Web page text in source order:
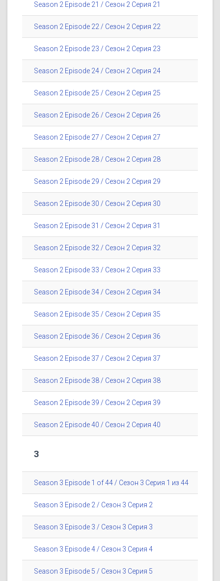
Season 2 Episode 21 / Сезон 2 Серия 21
Season 2 Episode 22 / Сезон 2 Серия 22
Season 2 Episode 23 / Сезон 2 Серия 23
Season 2 Episode 24 / Сезон 2 Серия 24
Season 2 Episode 25 / Сезон 2 Серия 25
Season 2 Episode 26 / Сезон 2 Серия 26
Season 2 Episode 27 / Сезон 2 Серия 27
Season 2 Episode 28 / Сезон 2 Серия 28
Season 2 Episode 29 / Сезон 2 Серия 29
Season 2 Episode 30 / Сезон 2 Серия 30
Season 2 Episode 31 / Сезон 2 Серия 31
Season 2 Episode 32 / Сезон 2 Серия 32
Season 2 Episode 33 / Сезон 2 Серия 33
Season 2 Episode 34 / Сезон 2 Серия 34
Season 2 Episode 35 / Сезон 2 Серия 35
Season 2 Episode 36 / Сезон 2 Серия 36
Season 2 Episode 37 / Сезон 2 Серия 37
Season 2 Episode 38 / Сезон 2 Серия 38
Season 2 Episode 39 / Сезон 2 Серия 39
Season 2 Episode 40 / Сезон 2 Серия 40
3
Season 3 Episode 1 of 44 / Сезон 3 Серия 1 из 44
Season 3 Episode 2 / Сезон 3 Серия 2
Season 3 Episode 3 / Сезон 3 Серия 3
Season 3 Episode 4 / Сезон 3 Серия 4
Season 3 Episode 5 / Сезон 3 Серия 5